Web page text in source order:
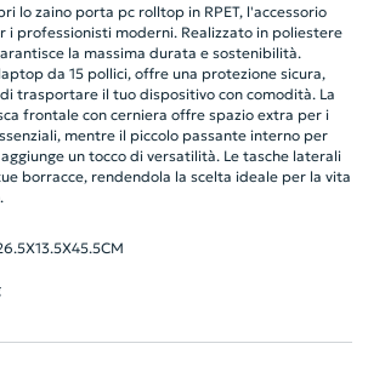
lo zaino porta pc rolltop in RPET, l'accessorio
i professionisti moderni. Realizzato in poliestere
la massima durata e sostenibilità.
da 15 pollici, offre una protezione sicura,
trasportare il tuo dispositivo con comodità. La
frontale con cerniera offre spazio extra per i
mentre il piccolo passante interno per
un tocco di versatilità. Le tasche laterali
borracce, rendendola la scelta ideale per la vita